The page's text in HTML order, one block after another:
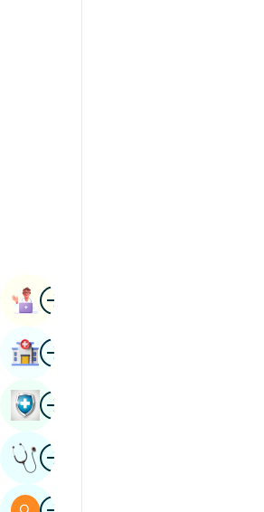
suratKitobni Tayinlash
suratKasalxonani Toping
suratSog'liqni Saqlash Tekshiruvi Kitobi
suratMutaxassis Fikrini Oling
surat